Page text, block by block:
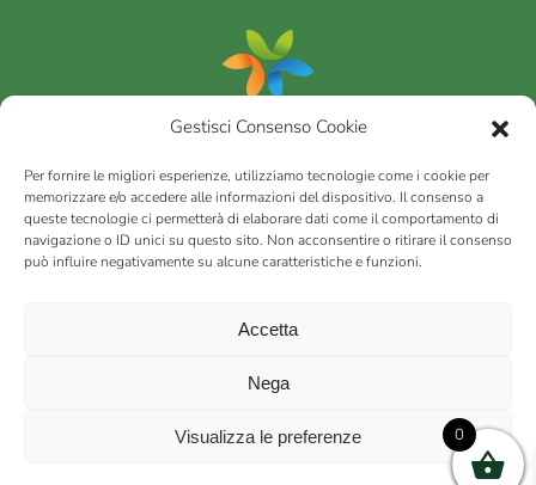
Gestisci Consenso Cookie
Per fornire le migliori esperienze, utilizziamo tecnologie come i cookie per
memorizzare e/o accedere alle informazioni del dispositivo. Il consenso a
queste tecnologie ci permetterà di elaborare dati come il comportamento di
navigazione o ID unici su questo sito. Non acconsentire o ritirare il consenso
può influire negativamente su alcune caratteristiche e funzioni.
Accetta
Nega
Visualizza le preferenze
Portfolio
AGRICOMs.r.l.
via Montalbano 65 51100 Case Nuove di Masiano (PT) | codice
Int. versato | Repertorio Economico Amministrativo C.C.I.A.A. di
Privacy policy
0